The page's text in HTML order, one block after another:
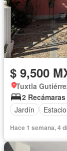
$ 9,500
Tuxtla
2 Recámaras
Jardín
Hace 1 semana, 4